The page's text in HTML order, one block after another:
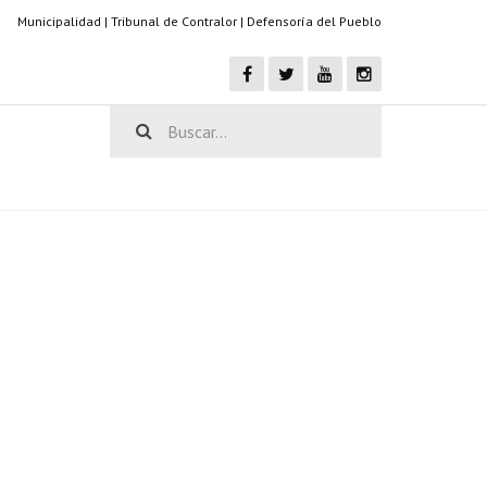
Municipalidad | Tribunal de Contralor | Defensoría del Pueblo